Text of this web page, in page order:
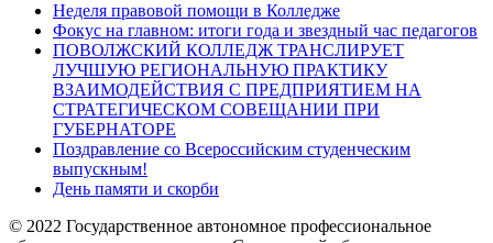
Неделя правовой помощи в Колледже
Фокус на главном: итоги года и звездный час педагогов
ПОВОЛЖСКИЙ КОЛЛЕДЖ ТРАНСЛИРУЕТ
ЛУЧШУЮ РЕГИОНАЛЬНУЮ ПРАКТИКУ
ВЗАИМОДЕЙСТВИЯ С ПРЕДПРИЯТИЕМ НА
СТРАТЕГИЧЕСКОМ СОВЕЩАНИИ ПРИ
ГУБЕРНАТОРЕ
Поздравление со Всероссийским студенческим
выпускным!
День памяти и скорби
© 2022 Государственное автономное профессиональное